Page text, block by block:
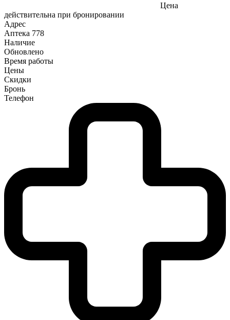
Цена
действительна при бронировании
Адрес
Аптека 778
Наличие
Обновлено
Время работы
Цены
Скидки
Бронь
Телефон